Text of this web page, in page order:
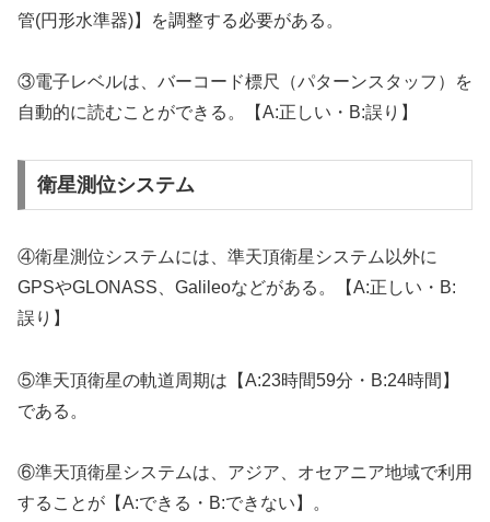
管(円形水準器)】を調整する必要がある。
③電子レベルは、バーコード標尺（パターンスタッフ）を
自動的に読むことができる。【A:正しい・B:誤り】
衛星測位システム
④衛星測位システムには、準天頂衛星システム以外に
GPSやGLONASS、Galileoなどがある。【A:正しい・B:
誤り】
⑤準天頂衛星の軌道周期は【A:23時間59分・B:24時間】
である。
⑥準天頂衛星システムは、アジア、オセアニア地域で利用
することが【A:できる・B:できない】。